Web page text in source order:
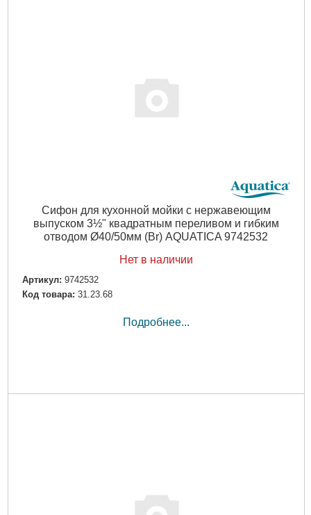
Сифон для кухонной мойки с нержавеющим
выпуском 3½" квадратным переливом и гибким
отводом Ø40/50мм (Br) AQUATICA 9742532
Нет в наличии
Артикул: 9742532
Код товара: 31.23.68
Подробнее...